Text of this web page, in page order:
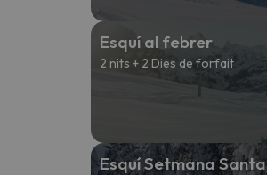
Esquí al febrer
2 nits + 2 Dies de forfait
Esquí Setmana Santa